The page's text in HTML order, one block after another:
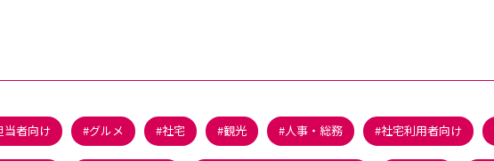
当者向け グルメ 社宅 観光 人事・総務 社宅利用者向け